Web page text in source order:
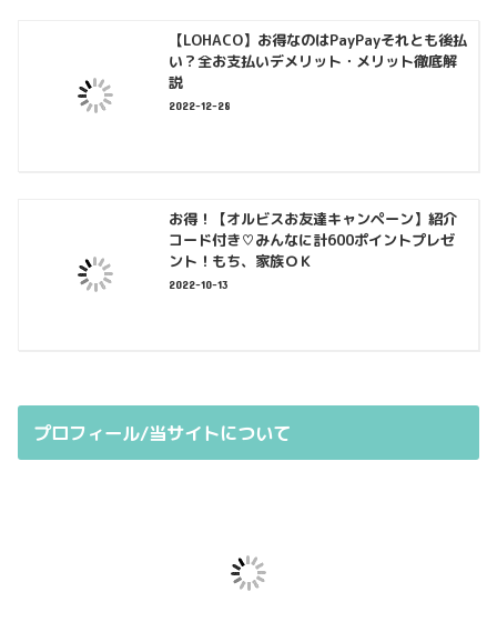
【LOHACO】お得なのはPayPayそれとも後払
い？全お支払いデメリット・メリット徹底解
説
2022-12-28
お得！【オルビスお友達キャンペーン】紹介
コード付き♡みんなに計600ポイントプレゼ
ント！もち、家族ＯＫ
2022-10-13
プロフィール/当サイトについて